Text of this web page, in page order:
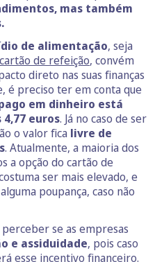
mas também
de alimentação, seja
cartão de refeição, convém
direto nas suas finanças
é preciso ter em conta que
em dinheiro está
euros. Já no caso de ser
o valor fica livre de
. Atualmente, a maioria dos
a opção do cartão de
ser mais elevado, e
poupança, caso não
se as empresas
e assiduidade, pois caso
esse incentivo financeiro.